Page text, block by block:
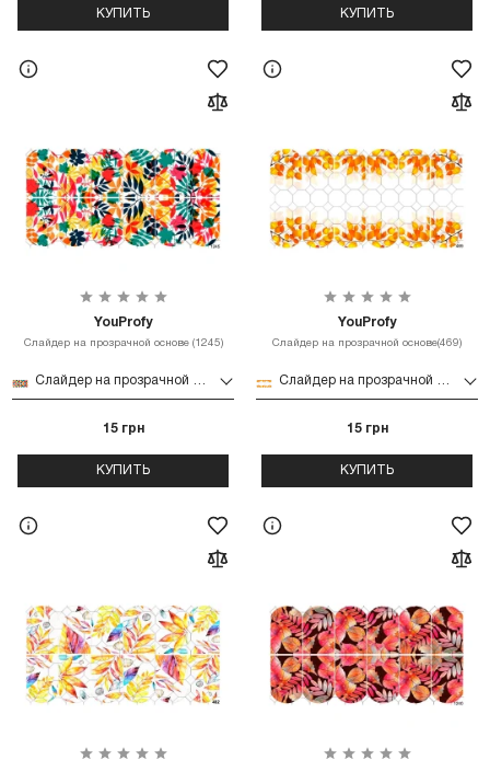
КУПИТЬ КУПИТЬ
YouProfy
Слайдер на прозрачной основе (1245)
15 грн
КУПИТЬ
YouProfy
Слайдер на прозрачной основе(469)
15 грн
КУПИТЬ